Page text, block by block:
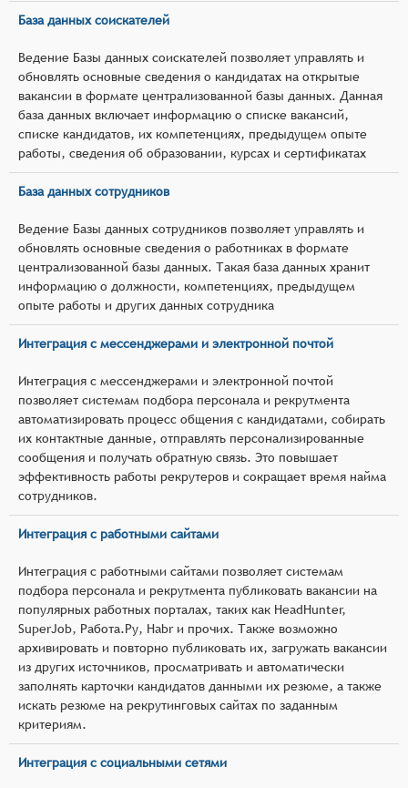
База данных соискателей
Ведение Базы данных соискателей позволяет управлять и
обновлять основные сведения о кандидатах на открытые
вакансии в формате централизованной базы данных. Данная
база данных включает информацию о списке вакансий,
списке кандидатов, их компетенциях, предыдущем опыте
работы, сведения об образовании, курсах и сертификатах
База данных сотрудников
Ведение Базы данных сотрудников позволяет управлять и
обновлять основные сведения о работниках в формате
централизованной базы данных. Такая база данных хранит
информацию о должности, компетенциях, предыдущем
опыте работы и других данных сотрудника
Интеграция с мессенджерами и электронной почтой
Интеграция с мессенджерами и электронной почтой
позволяет системам подбора персонала и рекрутмента
автоматизировать процесс общения с кандидатами, собирать
их контактные данные, отправлять персонализированные
сообщения и получать обратную связь. Это повышает
эффективность работы рекрутеров и сокращает время найма
сотрудников.
Интеграция с работными сайтами
Интеграция с работными сайтами позволяет системам
подбора персонала и рекрутмента публиковать вакансии на
популярных работных порталах, таких как HeadHunter,
SuperJob, Работа.Ру, Habr и прочих. Также возможно
архивировать и повторно публиковать их, загружать вакансии
из других источников, просматривать и автоматически
заполнять карточки кандидатов данными их резюме, а также
искать резюме на рекрутинговых сайтах по заданным
критериям.
Интеграция с социальными сетями